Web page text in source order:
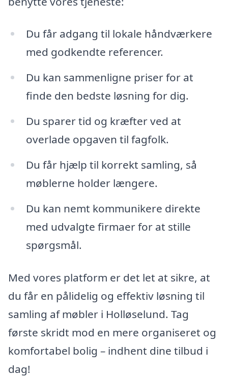
Du får adgang til lokale håndværkere
med godkendte referencer.
Du kan sammenligne priser for at
finde den bedste løsning for dig.
Du sparer tid og kræfter ved at
overlade opgaven til fagfolk.
Du får hjælp til korrekt samling, så
møblerne holder længere.
Du kan nemt kommunikere direkte
med udvalgte firmaer for at stille
spørgsmål.
Med vores platform er det let at sikre, at
du får en pålidelig og effektiv løsning til
samling af møbler i Holløselund. Tag
første skridt mod en mere organiseret og
komfortabel bolig – indhent dine tilbud i
dag!